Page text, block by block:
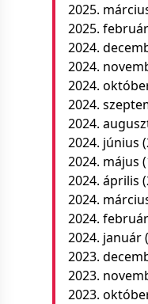
2025.
2025. február
2024.
2024.
2024.
2024.
2024.
2024. június
2024. május
2024. április
2024.
2024. február
2024. január
2023.
2023.
2023.